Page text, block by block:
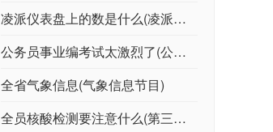
凌派仪表盘上的数是什么(凌派仪表盘显示公里数)
公务员事业编考试太激烈了(公务员事业编考试信息在哪查)
全省气象信息(气象信息节目)
全员核酸检测要注意什么(第三届进博会将实行全员核酸检测)